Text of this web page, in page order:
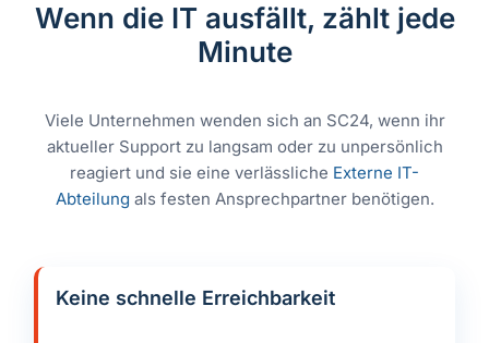
Wenn die IT ausfällt, zählt jede
Minute
Viele Unternehmen wenden sich an SC24, wenn ihr
aktueller Support zu langsam oder zu unpersönlich
reagiert und sie eine verlässliche Externe IT-
Abteilung als festen Ansprechpartner benötigen.
Keine schnelle Erreichbarkeit